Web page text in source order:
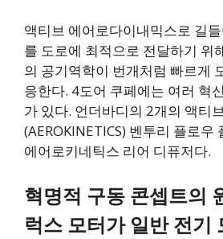
액티브 에어로다이내믹스로 길
를 도로에 최적으로 전달하기 위
의 공기역학이 번개처럼 빠르게
응한다. 4도어 쿠페에는 여러 혁
가 있다. 언더바디의 2개의 액티
(AEROKINETICS) 벤투리 플로우
에어로키네틱스 리어 디퓨저다.
혁명적 구동 콘셉트의
럭스 모터가 일반 전기